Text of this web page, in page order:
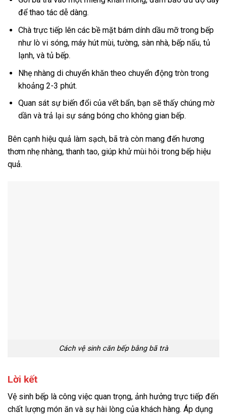
để thao tác dễ dàng.
Chà trực tiếp lên các bề mặt bám dính dầu mỡ trong bếp
như lò vi sóng, máy hút mùi, tường, sàn nhà, bếp nấu, tủ
lạnh, và tủ bếp.
Nhẹ nhàng di chuyển khăn theo chuyển động tròn trong
khoảng 2-3 phút.
Quan sát sự biến đổi của vết bẩn, bạn sẽ thấy chúng mờ
dần và trả lại sự sáng bóng cho không gian bếp.
Bên cạnh hiệu quả làm sạch, bã trà còn mang đến hương
thơm nhẹ nhàng, thanh tao, giúp khử mùi hôi trong bếp hiệu
quả.
Cách vệ sinh căn bếp bằng bã trà
Lời kết
Vệ sinh bếp là công việc quan trọng, ảnh hưởng trực tiếp đến
chất lượng món ăn và sự hài lòng của khách hàng. Áp dụng